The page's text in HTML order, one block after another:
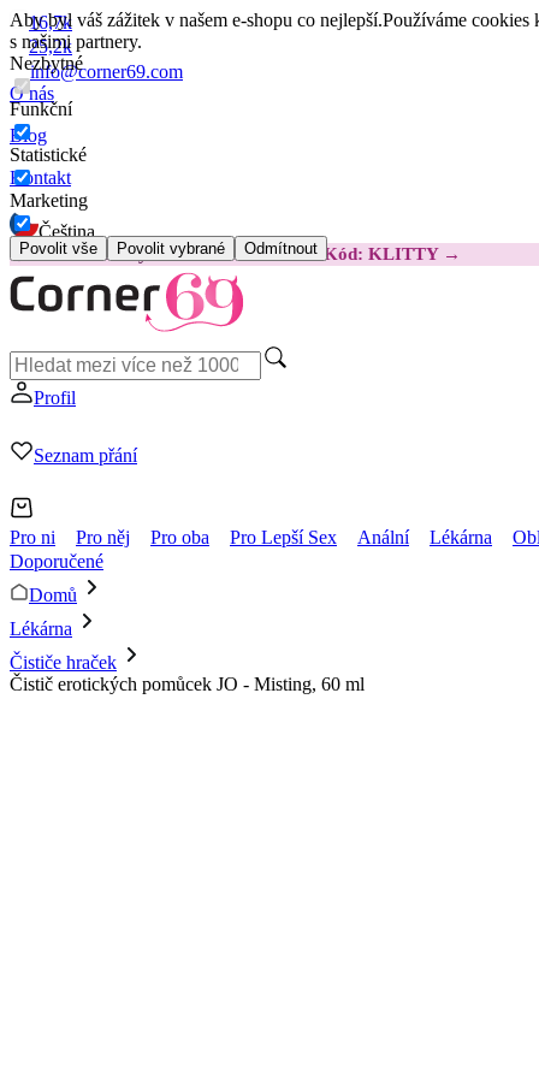
Aby byl váš zážitek v našem e-shopu co nejlepší.Používáme cookies
s našimi partnery.
Nezbytné
Funkční
Statistické
Marketing
Povolit vše Povolit vybrané Odmítnout
16,7k
25,2k
info@corner69.com
O nás
Blog
Kontakt
Čeština
😽Svakom Klitty: O 380 Kč LEVNĚJI Kód: KLITTY →
Profil
Seznam přání
Pro ni Pro něj Pro oba Pro Lepší Sex Anální Lékárna
Doporučené
Domů
Lékárna
Čističe hraček
Čistič erotických pomůcek JO - Misting, 60 ml